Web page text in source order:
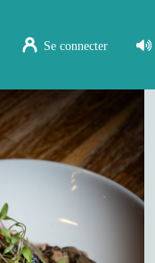
Se connecter